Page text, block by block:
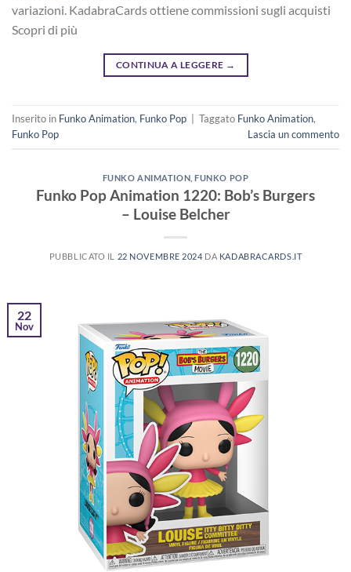
variazioni. KadabraCards ottiene commissioni sugli acquisti
Scopri di più
CONTINUA A LEGGERE →
Inserito in Funko Animation, Funko Pop Taggato Funko Animation,
Funko Pop
Lascia un commento
FUNKO ANIMATION ,FUNKO POP
Funko Pop Animation 1220: Bob’s Burgers
– Louise Belcher
PUBBLICATO IL 22 NOVEMBRE 2024 DA KADABRACARDS.IT
22
Nov